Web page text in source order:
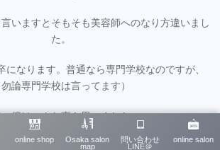
いますとそもそも美容師へのなり方違いまし
た。
になります。普通なら専門学校なのですが、
勿論専門学校は言ってます）
僕はこんな事を思いました。
えている夢で一生食える程人生は甘くない】
online shop
Osaka salon
map
問い合わせ
LINE＠
online salon